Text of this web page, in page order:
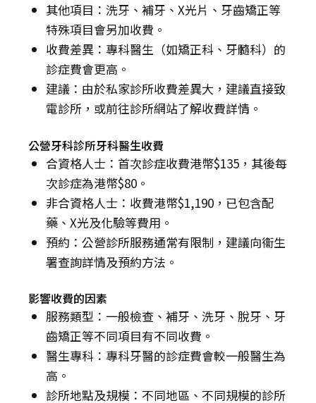
其他項目：洗牙、補牙、X光片、牙齒矯正等
特殊項目會另加收費。
收費差異：專科醫生（如矯正科、牙髓科）的
診症費會更高。
建議：由於私家診所收費差異大，建議直接致
電診所，或前往診所網站了解收費詳情。
公營牙科診所牙科醫生收費
合資格人士：首次診症收費港幣$135，其後每
次診症為港幣$80。
非合資格人士：收費港幣$1,190，已包含配
藥、X光及化驗等費用。
預約：公營診所服務通常有限制，建議向衞生
署查詢詳情及預約方法。
影響收費的因素
服務類型：一般檢查、補牙、洗牙、脫牙、牙
齒矯正等不同項目有不同收費。
醫生專科：專科牙醫的診症費會較一般醫生為
高。
診所地點及規模：不同地區、不同規模的診所